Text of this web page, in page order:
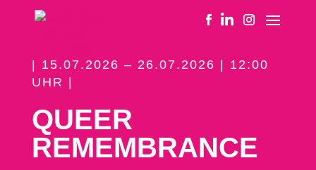
| 15.07.2026 – 26.07.2026 | 12:00
UHR |
QUEER
REMEMBRANCE